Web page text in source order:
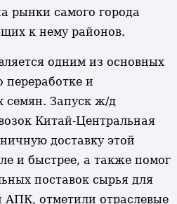
рынки самого города
к нему районов.
одним из основных
переработке и
семян. Запуск ж/д
Китай-Центральная
доставку этой
и быстрее, а также помог
поставок сырья для
АПК, отметили отраслевые